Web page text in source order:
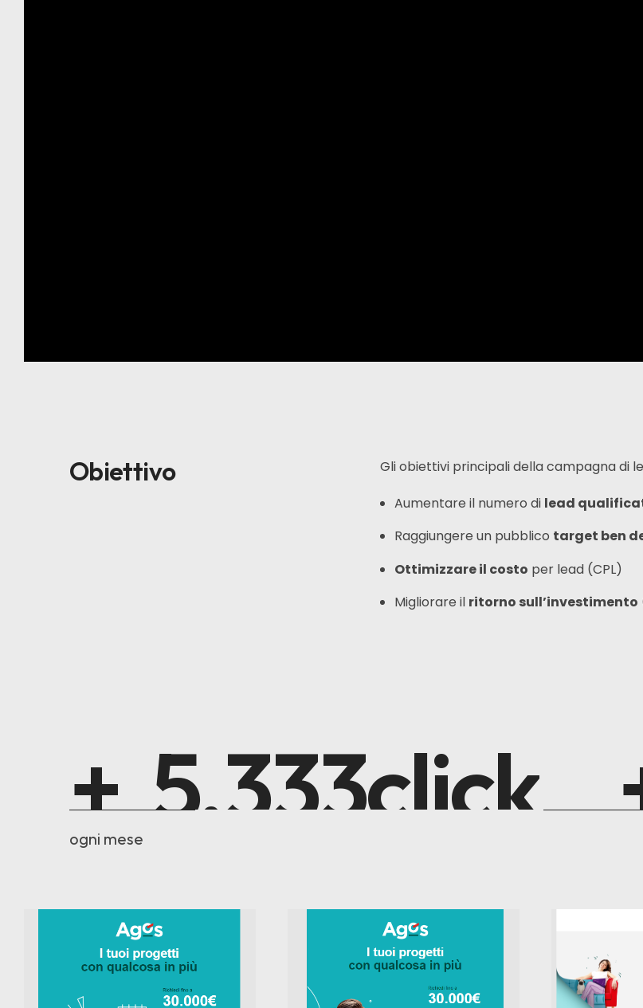
Obiettivo
Gli obiettivi principali della campagna di
Aumentare il numero di lead
Raggiungere un pubblico target ben
Ottimizzare il costo per lead (CPL)
Migliorare il ritorno sull’investimento
+ 5.733click
ogni mese